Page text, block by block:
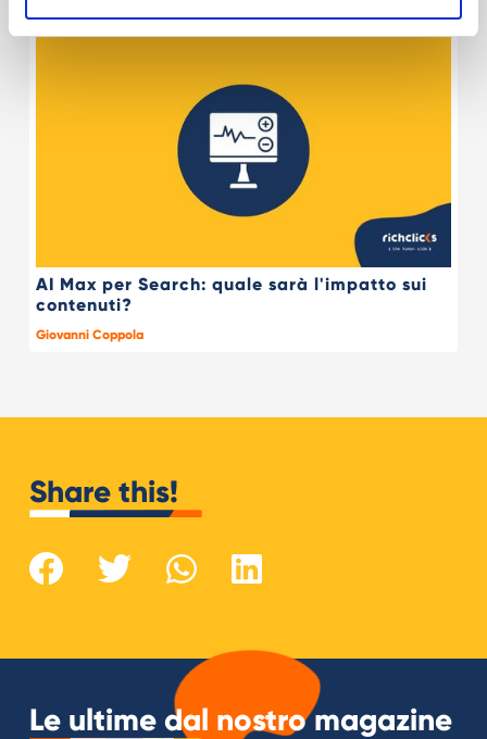
AI Max per Search: quale sarà l'impatto sui
contenuti?
Giovanni Coppola
Share this!
Le ultime dal nostro magazine